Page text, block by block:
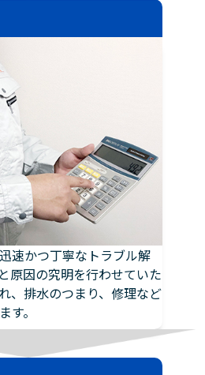
速かつ丁寧なトラブル解
原因の究明を行わせていた
、排水のつまり、修理など
す。